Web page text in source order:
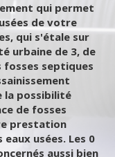
qui permet
de votre
qui s'étale sur
urbaine de 3, de
septiques
la possibilité
de fosses
prestation
usées. Les 0
aussi bien